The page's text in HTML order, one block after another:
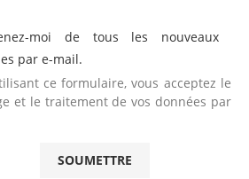
moi de tous les nouveaux
par e-mail.
ce formulaire, vous acceptez le
et le traitement de vos données par